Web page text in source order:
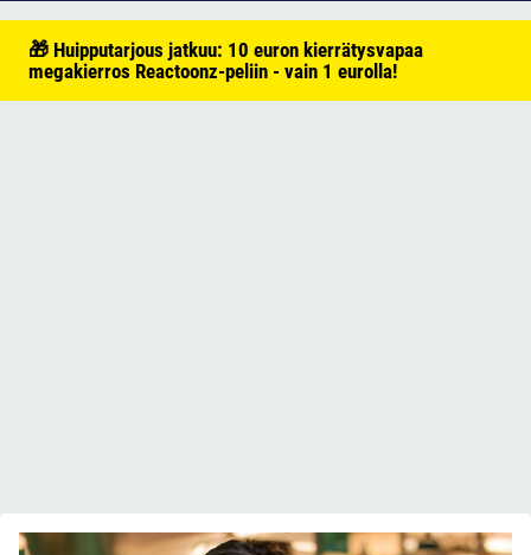
🎁 Huipputarjous jatkuu: 10 euron kierrätysvapaa
megakierros Reactoonz-peliin - vain 1 eurolla!